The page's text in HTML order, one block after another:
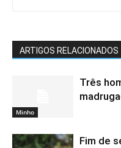
ARTIGOS RELACIONADOS
Minho
Três
Fim de